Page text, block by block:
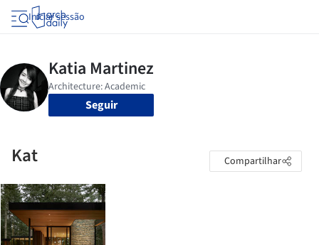
Iniciar sessão
Seguir
Kat Compartilhar